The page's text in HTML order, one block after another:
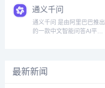
仰：专注通用人工智能
（AGI）技术研发与商业
化...
的设计，帮助用户轻松创作
出吸引眼球的PPT演示文
稿。平台通过自动排版、智
手。二、功...
高效提升写作效率和质量，
让创作更加轻松、愉悦。通
过深入分析文本、智能改写
与续写，笔灵AI写作不仅能
智能模型汇聚了海量数据资
源，构建了广泛的学习库，
通义千问
通义千问 是由阿里巴巴推出
的一款中文智能问答AI平
人工智能领域的重要布局之
一，通义千问采用了深度学
最新新闻